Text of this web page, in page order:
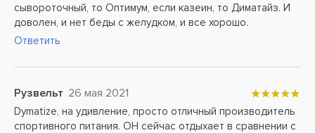
сывороточный, то Оптимум, если казеин, то Диматайз. И
доволен, и нет беды с желудком, и все хорошо.
Ответить
Рузвельт 26 мая 2021
Dymatize, на удивление, просто отличный производитель
спортивного питания. ОН сейчас отдыхает в сравнении с